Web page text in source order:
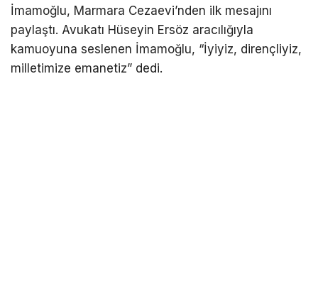
İmamoğlu, Marmara Cezaevi’nden ilk mesajını
paylaştı. Avukatı Hüseyin Ersöz aracılığıyla
kamuoyuna seslenen İmamoğlu, “İyiyiz, dirençliyiz,
milletimize emanetiz” dedi.